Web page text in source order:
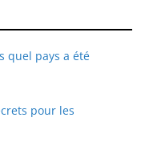
quel pays a été
pour les